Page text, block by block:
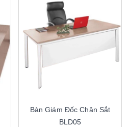
Bàn Giám Đốc Chân Sắt
BLD05